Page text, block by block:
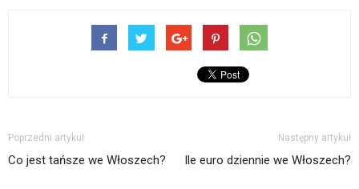
Poprzedni artykuł
Co jest tańsze we Włoszech?
Następny artykuł
Ile euro dziennie we Włoszech?